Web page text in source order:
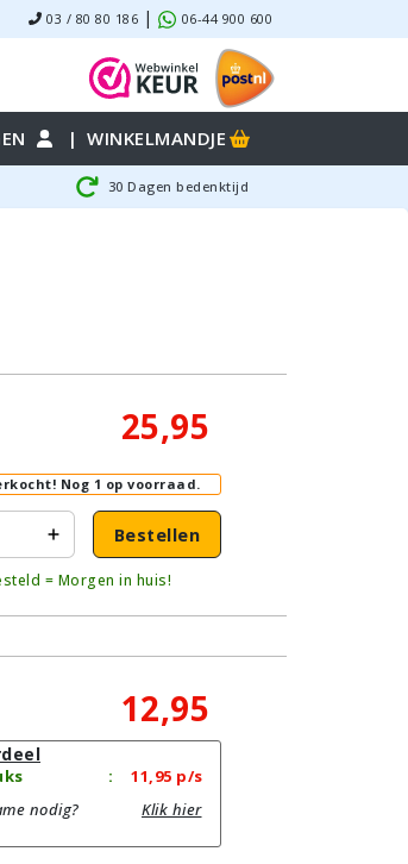
03 / 80 80 186 | 06-44 900 600
| WINKELMANDJE
30 Dagen bedenktijd
25,95
Nog 1 op voorraad.
Bestellen
= Morgen in huis!
12,95
: 11,95 p/s
nodig?
Klik hier